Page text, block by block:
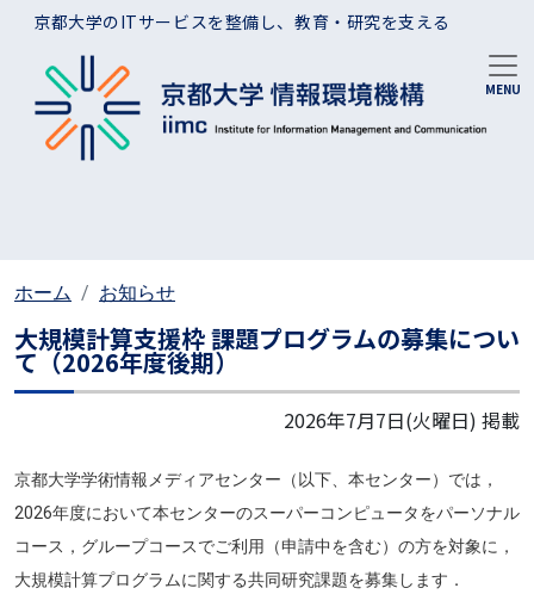
メインコンテンツに移動
京都大学のITサービスを整備し、教育・研究を支える
ホーム お知らせ
大規模計算支援枠 課題プログラムの募集につい
て（2026年度後期）
2026年7月7日(火曜日) 掲載
京都大学学術情報メディアセンター（以下、本センター）では，
2026年度において本センターのスーパーコンピュータをパーソナル
コース，グループコースでご利用（申請中を含む）の方を対象に，
大規模計算プログラムに関する共同研究課題を募集します．